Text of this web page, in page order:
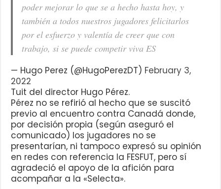
poder mejorar lo que se a hecho hasta hoy, y
también a todos nuestros jugadores felicitarlos
por el esfuerzo y valentía de creer que con
trabajo, si se puede competir viva ES
— Hugo Perez (@HugoPerezDT) February 3,
2022
Tuit del director Hugo Pérez.
Pérez no se refirió al hecho que se suscitó
previo al encuentro contra Canadá donde,
por decisión propia (según aseguró el
comunicado) los jugadores no se
presentarían, ni tampoco expresó su opinión
en redes con referencia la FESFUT, pero sí
agradeció el apoyo de la afición para
acompañar a la «Selecta».